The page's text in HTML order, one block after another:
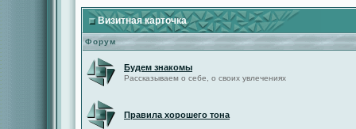
Визитная карточка
Форум
Будем знакомы
Рассказываем о себе, о своих увлечениях
Правила хорошего тона